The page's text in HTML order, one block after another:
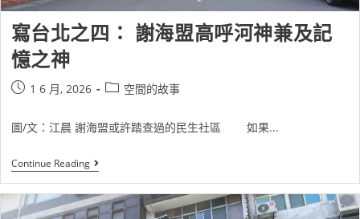
寫台北之四： 謝海盟高呼河神兼及記
憶之神
1 6 月, 2026 空間的故事
圖/文：江晨 謝海盟或許踏查過的民生社區 如果...
Continue Reading